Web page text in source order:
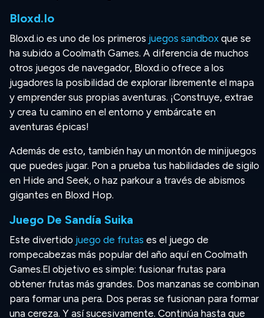
Bloxd.io
Bloxd.io es uno de los primeros juegos sandbox que se
ha subido a Coolmath Games. A diferencia de muchos
otros juegos de navegador, Bloxd.io ofrece a los
jugadores la posibilidad de explorar libremente el mapa
y emprender sus propias aventuras. ¡Construye, extrae
y crea tu camino en el entorno y embárcate en
aventuras épicas!
Además de esto, también hay un montón de minijuegos
que puedes jugar. Pon a prueba tus habilidades de sigilo
en Hide and Seek, o haz parkour a través de abismos
gigantes en Bloxd Hop.
Juego De Sandía Suika
Este divertido juego de frutas es el juego de
rompecabezas más popular del año aquí en Coolmath
Games.El objetivo es simple: fusionar frutas para
obtener frutas más grandes. Dos manzanas se combinan
para formar una pera. Dos peras se fusionan para formar
una cereza. Y así sucesivamente. Continúa hasta que